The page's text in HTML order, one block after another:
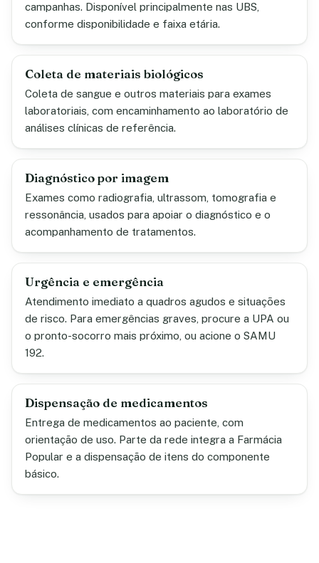
campanhas. Disponível principalmente nas UBS,
conforme disponibilidade e faixa etária.
Coleta de materiais biológicos
Coleta de sangue e outros materiais para exames
laboratoriais, com encaminhamento ao laboratório de
análises clínicas de referência.
Diagnóstico por imagem
Exames como radiografia, ultrassom, tomografia e
ressonância, usados para apoiar o diagnóstico e o
acompanhamento de tratamentos.
Urgência e emergência
Atendimento imediato a quadros agudos e situações
de risco. Para emergências graves, procure a UPA ou
o pronto-socorro mais próximo, ou acione o SAMU
192.
Dispensação de medicamentos
Entrega de medicamentos ao paciente, com
orientação de uso. Parte da rede integra a Farmácia
Popular e a dispensação de itens do componente
básico.